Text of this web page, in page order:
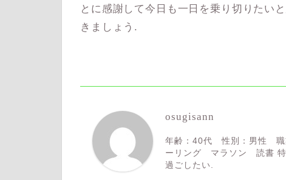
とに感謝して今日も一日を乗り切りたい
きましょう.
osugisann
年齢：40代 性別：男性 職
ーリング マラソン 読書 特
過ごしたい.